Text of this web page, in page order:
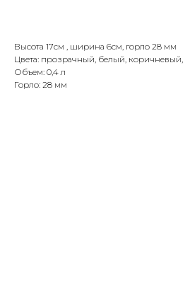
Высота 17см , ширина 6см, горло 28 мм
Цвета: прозрачный, белый,
Объем: 0,4 л
Горло: 28 мм